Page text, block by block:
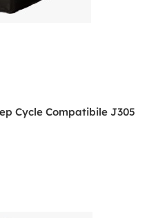
Cycle Compatibile J305